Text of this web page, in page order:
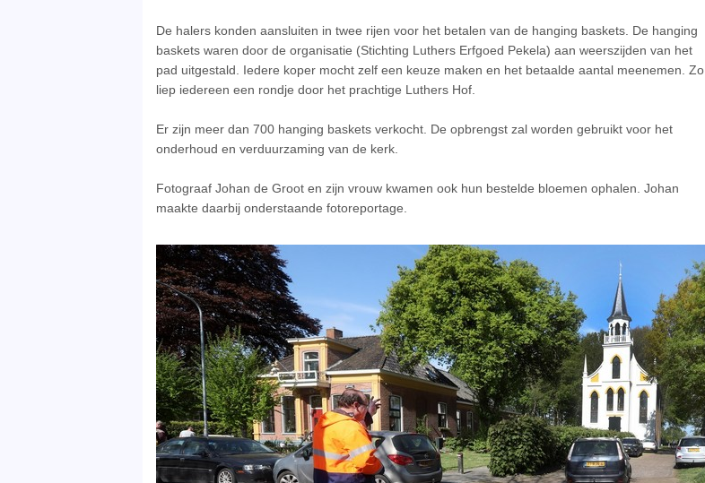
De halers konden aansluiten in twee rijen voor het betalen van de hanging baskets. De hanging
baskets waren door de organisatie (Stichting Luthers Erfgoed Pekela) aan weerszijden van het
pad uitgestald. Iedere koper mocht zelf een keuze maken en het betaalde aantal meenemen. Zo
liep iedereen een rondje door het prachtige Luthers Hof.
Er zijn meer dan 700 hanging baskets verkocht. De opbrengst zal worden gebruikt voor het
onderhoud en verduurzaming van de kerk.
Fotograaf Johan de Groot en zijn vrouw kwamen ook hun bestelde bloemen ophalen. Johan
maakte daarbij onderstaande fotoreportage.